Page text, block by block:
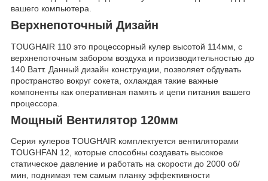
вашего компьютера.
Верхнепоточный Дизайн
TOUGHAIR 110 это процессорный кулер высотой 114мм, с
верхнепоточным забором воздуха и производительностью до
140 Ватт. Данный дизайн конструкции, позволяет обдувать
пространство вокруг сокета, охлаждая такие важные
компоненты как оперативная память и цепи питания вашего
процессора.
Мощный Вентилятор 120мм
Серия кулеров TOUGHAIR комплектуется вентиляторами
TOUGHFAN 12, которые способны создавать высокое
статическое давление и работать на скорости до 2000 об/
мин, поднимая тем самым планку эффективности